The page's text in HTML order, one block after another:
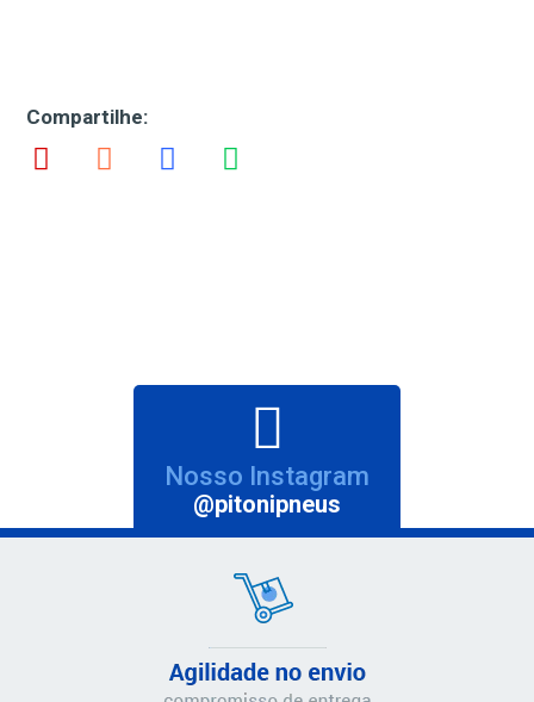
Compartilhe:
Nosso Instagram
@pitonipneus